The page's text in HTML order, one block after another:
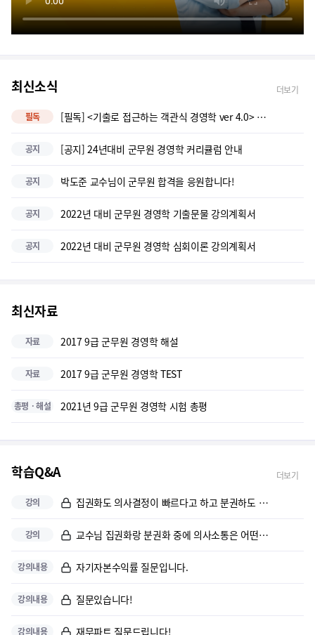
경영학의 기본적인 개념을 잘 잡아주는 강의입니다. 그리고 접근하기도 쉽게...
꼼꼼한 경영학
답변도 척 척 잘 해주시고 유익하고 알기쉽게 강의 해주셔서 좋습니다
최신소식 더보기
필독 [필독] <기출로 접근하는 객관식 경영학 ver 4.0> 교재 정오표
공지 [공지] 24년대비 군무원 경영학 커리큘럼 안내
공지 박도준 교수님이 군무원 합격을 응원합니다!
공지 2022년 대비 군무원 경영학 기출문물 강의계획서
공지 2022년 대비 군무원 경영학 심회이론 강의계획서
최신자료
자료 2017 9급 군무원 경영학 해설
자료 2017 9급 군무원 경영학 TEST
총평ㆍ해설 2021년 9급 군무원 경영학 시험 총평
학습Q&A 더보기
강의 집권화도 의사결정이 빠르다고 하고 분권하도 의사결정이 빠르다는 지문이 있...
강의 교수님 집권화랑 분권화 중에 의사소통은 어떤게 더빠르나요? 분권적 권한은...
강의내용 자기자본수익률 질문입니다.
강의내용 질문있습니다!
강의내용 재무파트 질문드립니다!